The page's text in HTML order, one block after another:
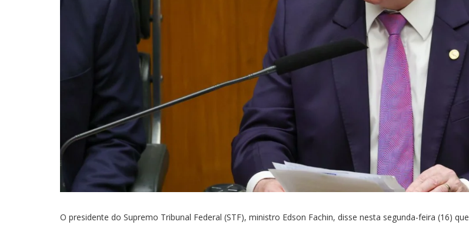
O presidente do Supremo Tribunal Federal (STF), ministro Edson Fachin, disse nesta segunda-feira (16) que